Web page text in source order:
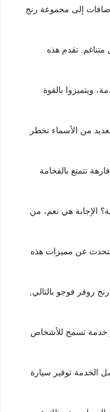
إلى مجموعة رنج
متناغم. تقدم هذه
ويتميزوا بالقوة
من الأسماء تخطر
تتمتع بالفخامة
الإجابة هي نعم، من
عن مميزات هذه
روفر فوجو بالتالي,
خدمة تسمح للأشخاص
الخدمة توفير سيارة